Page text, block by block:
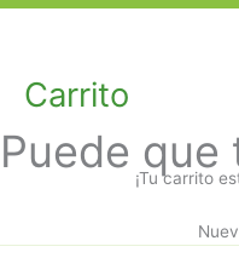
Carrito
Puede¡Tu carrito